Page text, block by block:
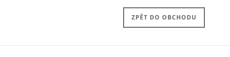
ZPĚT DO OBCHODU